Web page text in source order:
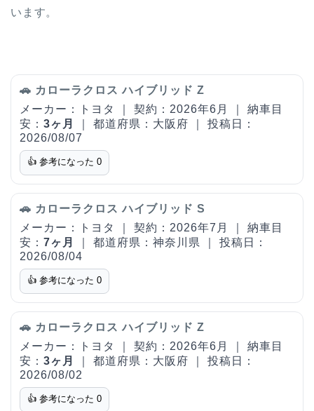
います。
🚗 カローラクロス ハイブリッド Z
メーカー：トヨタ ｜ 契約：2026年6月 ｜ 納車目
安： 3ヶ月
｜ 都道府県：大阪府 ｜ 投稿日：
2026/08/07
👍 参考になった 0
🚗 カローラクロス ハイブリッド S
メーカー：トヨタ ｜ 契約：2026年7月 ｜ 納車目
安： 7ヶ月
｜ 都道府県：神奈川県 ｜ 投稿日：
2026/08/04
👍 参考になった 0
🚗 カローラクロス ハイブリッド Z
メーカー：トヨタ ｜ 契約：2026年6月 ｜ 納車目
安： 3ヶ月
｜ 都道府県：大阪府 ｜ 投稿日：
2026/08/02
👍 参考になった 0